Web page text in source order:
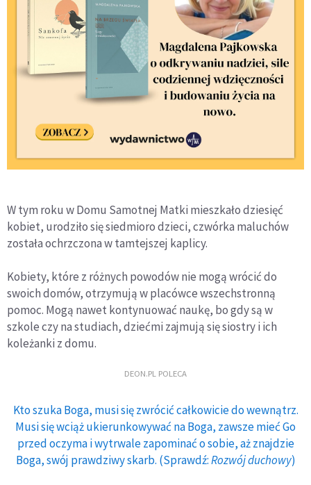
W tym roku w Domu Samotnej Matki mieszkało dziesięć
kobiet, urodziło się siedmioro dzieci, czwórka maluchów
została ochrzczona w tamtejszej kaplicy.
Kobiety, które z różnych powodów nie mogą wrócić do
swoich domów, otrzymują w placówce wszechstronną
pomoc. Mogą nawet kontynuować naukę, bo gdy są w
szkole czy na studiach, dziećmi zajmują się siostry i ich
koleżanki z domu.
DEON.PL POLECA
Kto szuka Boga, musi się zwrócić całkowicie do wewnątrz.
Musi się wciąż ukierunkowywać na Boga, zawsze mieć Go
przed oczyma i wytrwale zapominać o sobie, aż znajdzie
Boga, swój prawdziwy skarb. (Sprawdź:Rozwój duchowy)